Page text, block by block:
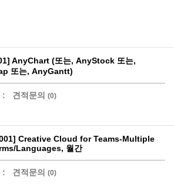
AnyChart (또는, AnyStock 또는,
또는, AnyGantt)
: 견적문의 (0)
Creative Cloud for Teams-Multiple
Languages, 월간
: 견적문의 (0)